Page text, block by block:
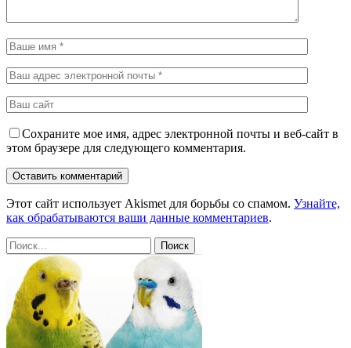
Сохраните мое имя, адрес электронной почты и веб-сайт в
этом браузере для следующего комментария.
Этот сайт использует Akismet для борьбы со спамом. Узнайте,
как обрабатываются ваши данные комментариев.